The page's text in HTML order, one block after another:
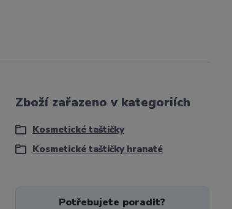
Zboží zařazeno v kategoriích
Kosmetické taštičky
Kosmetické taštičky hranaté
Potřebujete poradit?